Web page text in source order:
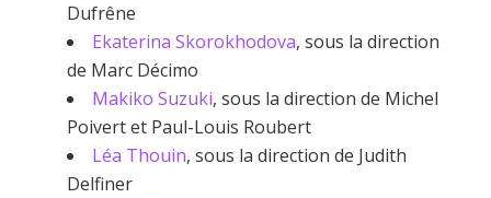
Dufrêne
Ekaterina Skorokhodova, sous la direction
de Marc Décimo
Makiko Suzuki, sous la direction de Michel
Poivert et Paul-Louis Roubert
Léa Thouin, sous la direction de Judith
Delfiner